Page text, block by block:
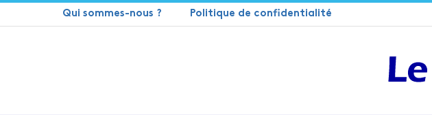
Qui sommes-nous ? Politique de confidentialité